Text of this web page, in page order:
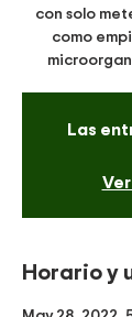
con solo
como
Las
Horario y